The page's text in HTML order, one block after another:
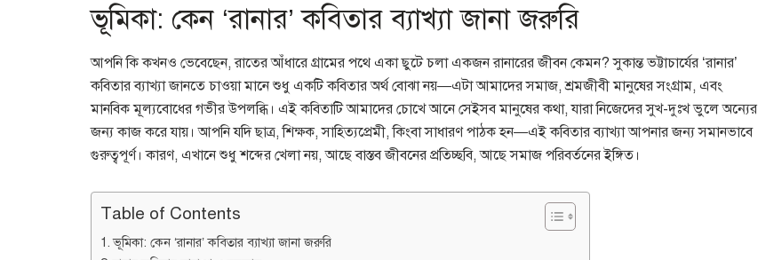
ভূমিকা: কেন ‘রানার’ কবিতার ব্যাখ্যা জানা জরুরি
আপনি কি কখনও ভেবেছেন, রাতের আঁধারে গ্রামের পথে একা ছুটে চলা একজন রানারের জীবন কেমন? সুকান্ত ভট্টাচার্যের ‘রানার’
কবিতার ব্যাখ্যা জানতে চাওয়া মানে শুধু একটি কবিতার অর্থ বোঝা নয়—এটা আমাদের সমাজ, শ্রমজীবী মানুষের সংগ্রাম, এবং
মানবিক মূল্যবোধের গভীর উপলব্ধি। এই কবিতাটি আমাদের চোখে আনে সেইসব মানুষের কথা, যারা নিজেদের সুখ-দুঃখ ভুলে অন্যের
জন্য কাজ করে যায়। আপনি যদি ছাত্র, শিক্ষক, সাহিত্যপ্রেমী, কিংবা সাধারণ পাঠক হন—এই কবিতার ব্যাখ্যা আপনার জন্য সমানভাবে
গুরুত্বপূর্ণ। কারণ, এখানে শুধু শব্দের খেলা নয়, আছে বাস্তব জীবনের প্রতিচ্ছবি, আছে সমাজ পরিবর্তনের ইঙ্গিত।
Table of Contents
ভূমিকা: কেন ‘রানার’ কবিতার ব্যাখ্যা জানা জরুরি